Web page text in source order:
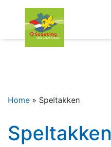
Home » Speltakken
Speltakken